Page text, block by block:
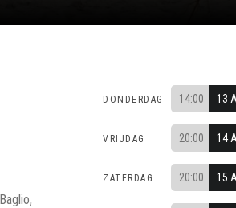
DONDERDAG 14:00 13
VRIJDAG 20:00 14
ZATERDAG 20:00 15